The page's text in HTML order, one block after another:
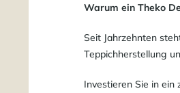
Warum ein Theko
Seit Jahrzehnten
Teppichherstellung
Investieren Sie in ein